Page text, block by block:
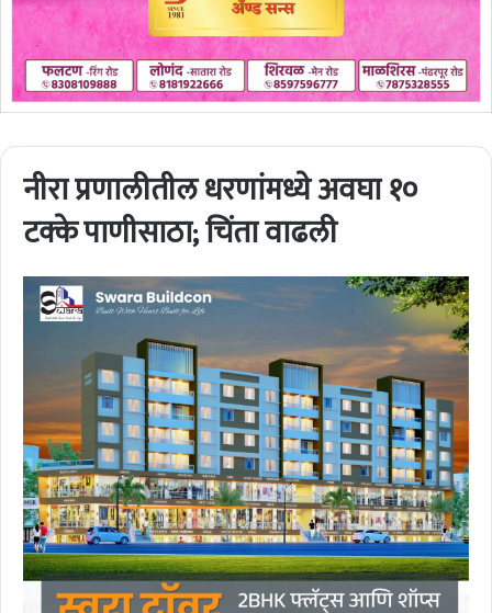
नीरा प्रणालीतील धरणांमध्ये अवघा १०
टक्के पाणीसाठा; चिंता वाढली